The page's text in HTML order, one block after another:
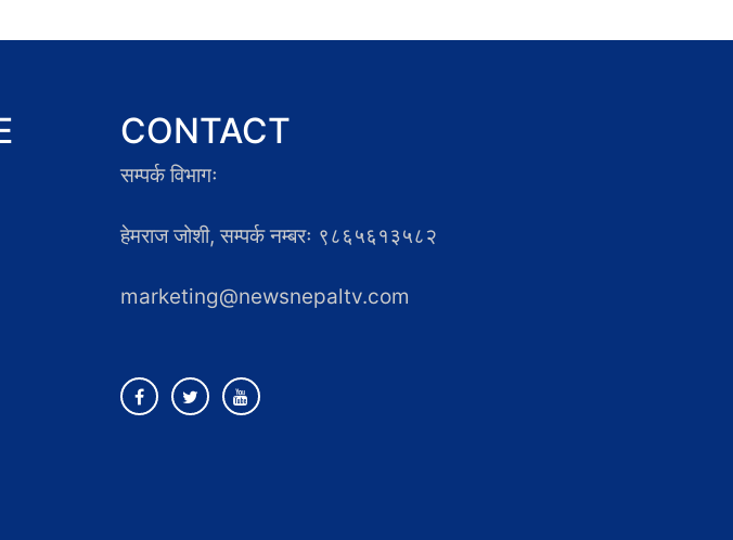
CONTACT
सम्पर्क विभागः
हेमराज जोशी, सम्पर्क नम्बरः ९८६५६१३५८२
marketing@newsnepaltv.com